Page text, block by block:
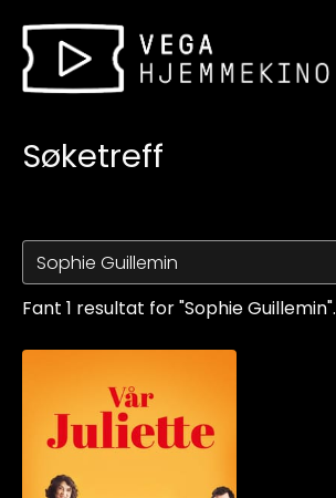
Tilgjengelighetslenker
Søketreff
Fant 1 resultat for "Sophie Guillemin".